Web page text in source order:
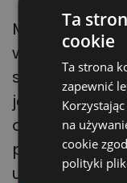
Mało kto
wojny w
skroplonego
jest do
oraz Kataru i
pozbawiony
uznawany za
Ta
cookie
Ta strona
zapewnić
na
cookie
polityki